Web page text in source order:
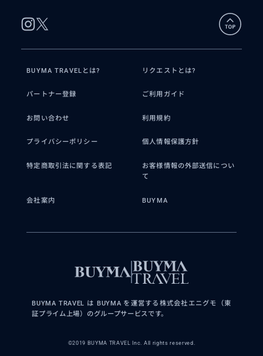
BUYMA TRAVELとは? リクエストとは?
パートナー登録 ご利用ガイド
お問い合わせ 利用規約
プライバシーポリシー 個人情報保護方針
特定商取引法に関する表記
お客様情報の外部送信につい
て
会社案内 BUYMA
BUYMA TRAVEL は BUYMA を運営する株式会社エニグモ（東
証プライム上場）のグループサービスです。
©2019 BUYMA TRAVEL Inc. All rights reserved.